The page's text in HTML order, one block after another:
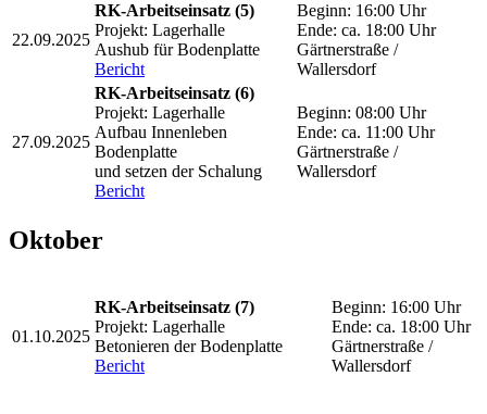
22.09.2025
RK-Arbeitseinsatz (5)
Projekt: Lagerhalle
Aushub für Bodenplatte
Bericht
Beginn: 16:00 Uhr
Ende: ca. 18:00 Uhr
Gärtnerstraße /
Wallersdorf
27.09.2025
RK-Arbeitseinsatz (6)
Projekt: Lagerhalle
Aufbau Innenleben
Bodenplatte
und setzen der Schalung
Bericht
Beginn: 08:00 Uhr
Ende: ca. 11:00 Uhr
Gärtnerstraße /
Wallersdorf
Oktober
01.10.2025
RK-Arbeitseinsatz (7)
Projekt: Lagerhalle
Betonieren der Bodenplatte
Bericht
Beginn: 16:00 Uhr
Ende: ca. 18:00 Uhr
Gärtnerstraße /
Wallersdorf